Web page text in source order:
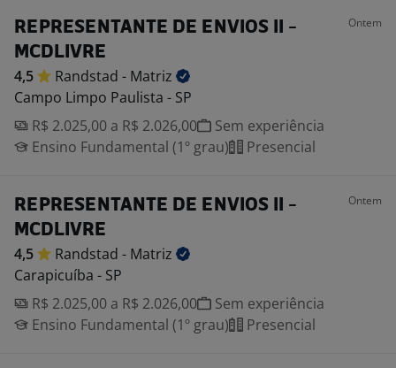
REPRESENTANTE DE ENVIOS II -
MCDLIVRE
Ontem
4,5 Randstad - Matriz
Campo Limpo Paulista - SP
R$ 2.025,00 a R$ 2.026,00
Sem experiência
Ensino Fundamental (1º grau)
Presencial
REPRESENTANTE DE ENVIOS II -
MCDLIVRE
Ontem
4,5 Randstad - Matriz
Carapicuíba - SP
R$ 2.025,00 a R$ 2.026,00
Sem experiência
Ensino Fundamental (1º grau)
Presencial